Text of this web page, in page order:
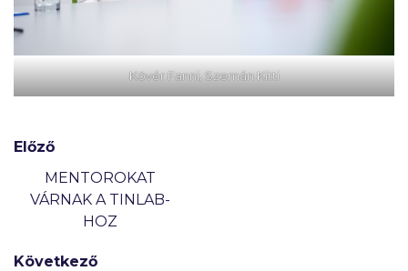
Kövér Fanni, Szemán Kitti
Előző
MENTOROKAT
VÁRNAK A TINLAB-
HOZ
Következő